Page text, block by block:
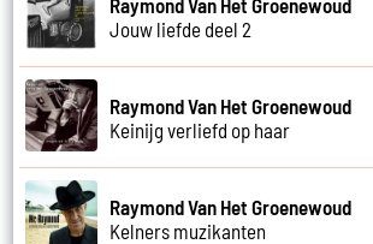
Jouw liefde deel 2
Raymond Van Het Groenewoud
Keinijg verliefd op haar
Raymond Van Het Groenewoud
Kelners muzikanten